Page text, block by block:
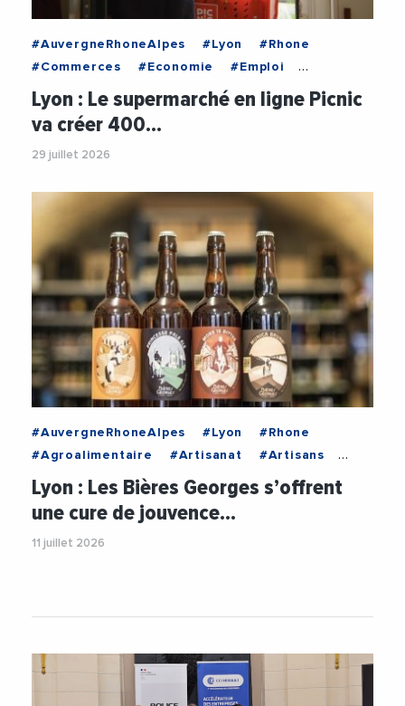
#AuvergneRhoneAlpes #Lyon
#Rhone
#Commerces
#Economie
#Emploi
#GrandeDistribution
#VieDesEntreprises
Lyon : Le supermarché en ligne Picnic
va créer 400…
29 juillet 2026
#AuvergneRhoneAlpes #Lyon
#Rhone
#Agroalimentaire
#Artisanat
#Artisans
#Commerces
#Industrie #VieDesEntreprises
Lyon : Les Bières Georges s’offrent
une cure de jouvence…
11 juillet 2026